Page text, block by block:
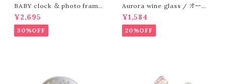
BABY clock ＆ photo frame
/ クロック&フォトフレーム
¥2,695
30%OFF
Aurora wine glass / オーロ
ラ ワイングラス
¥1,584
20%OFF